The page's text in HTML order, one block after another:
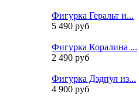
Фигурка Геральт и...
5 490 руб
Фигурка Коралина ...
2 490 руб
Фигурка Дэдпул из...
4 900 руб